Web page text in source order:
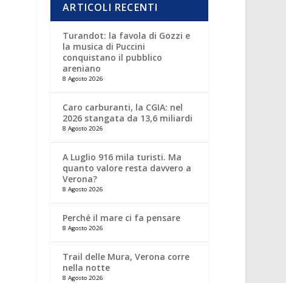
ARTICOLI RECENTI
Turandot: la favola di Gozzi e
la musica di Puccini
conquistano il pubblico
areniano
8 Agosto 2026
Caro carburanti, la CGIA: nel
2026 stangata da 13,6 miliardi
8 Agosto 2026
A Luglio 916 mila turisti. Ma
quanto valore resta davvero a
Verona?
8 Agosto 2026
Perché il mare ci fa pensare
8 Agosto 2026
Trail delle Mura, Verona corre
nella notte
8 Agosto 2026